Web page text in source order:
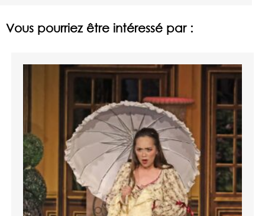
Vous pourriez être intéressé par :